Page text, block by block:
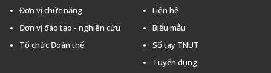
Đơn vị chức năng
Đơn vị đào tạo - nghiên cứu
Tổ chức Đoàn thể
Liên hệ
Biểu mẫu
Sổ tay TNUT
Tuyển dụng